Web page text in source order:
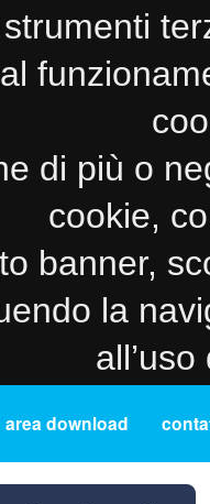
di più o
cookie,
banner,
la
area download